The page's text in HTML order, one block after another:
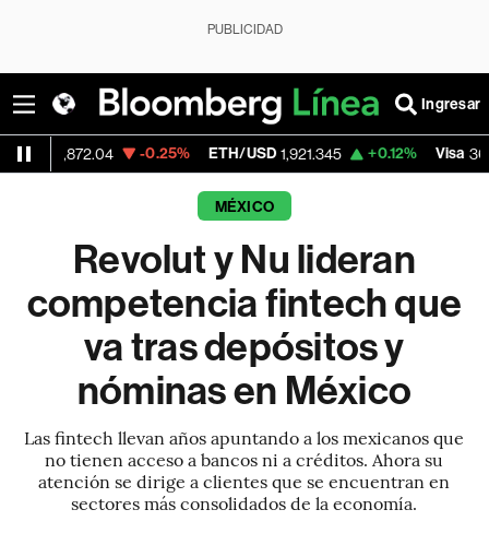
PUBLICIDAD
Ingresar
-0.25% ETH/USD 1,921.345 +0.12% Visa 362.50 -
MÉXICO
Revolut y Nu lideran
competencia fintech que
va tras depósitos y
nóminas en México
Las fintech llevan años apuntando a los mexicanos que
no tienen acceso a bancos ni a créditos. Ahora su
atención se dirige a clientes que se encuentran en
sectores más consolidados de la economía.